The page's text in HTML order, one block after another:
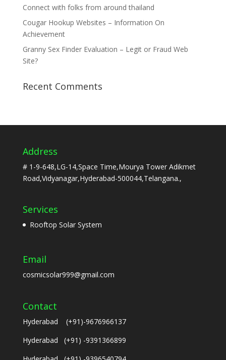
Connect with folks from around thailand
Cougar Hookup Websites – Information On
Achievement
Granny Sex Finder Evaluation – Legit or Fraud Web
Site?
Recent Comments
Address
# 1-9-648,LG-14,Space Time,Mourya Tower Adikmet
Road,Vidyanagar,Hyderabad-500044,Telangana.,
Services
Rooftop Solar System
Email
cosmicsolar999@gmail.com
Contact
Hyderabad (+91)-9676966137
Hyderabad (+91) -9391366899